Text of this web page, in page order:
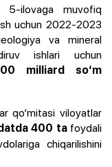
5-ilovaga muvofiq
uchun 2022-2023
va mineral
ishlari uchun
milliard so‘m
qo‘mitasi viloyatlar
400 tafoydali
chiqarilishini